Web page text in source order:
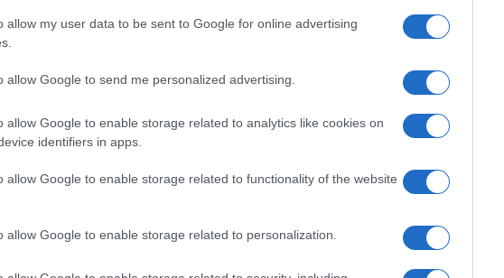
allow my user data to be sent to Google for online advertising
allow Google to send me personalized advertising.
allow Google to enable storage related to analytics like cookies on
identifiers in apps.
allow Google to enable storage related to functionality of the website
allow Google to enable storage related to personalization.
οικοπεδικών και λοιπών ακάλυπτων
εντός εγκεκριμένων
σχεδίων και εντός ορίων οικισμών
ρυμοτομικό σχέδιο, καθώς και
από τα όρια των ανωτέρω περιοχών,
επί εκτός σχεδίου γηπέδων με κτίσμα
υπάγονται στη δασική νομοθεσία, ότι